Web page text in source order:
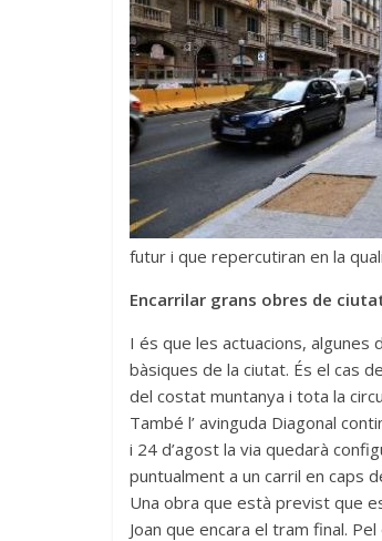
futur i que repercutiran en la
Encarrilar grans obres de
I és que les actuacions, algunes
bàsiques de la ciutat. És el cas
del costat muntanya i tota la
També l’ avinguda Diagonal
i 24 d’agost la via quedarà
puntualment a un carril en caps
Una obra que està previst que
Joan que encara el tram final.